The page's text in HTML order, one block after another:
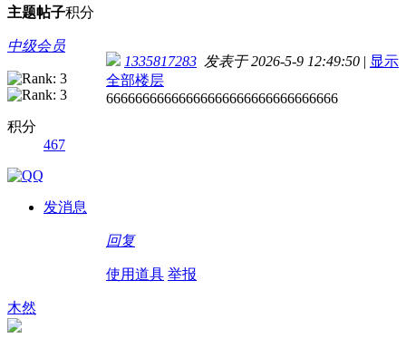
主题帖子积分
中级会员
积分
467
发消息
1335817283 发表于 2026-5-9 12:49:50 | 显示
全部楼层
66666666666666666666666666666666
回复
使用道具 举报
木然